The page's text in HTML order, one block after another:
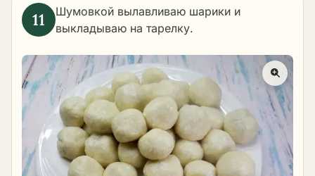
Шумовкой вылавливаю шарики и
выкладываю на тарелку.